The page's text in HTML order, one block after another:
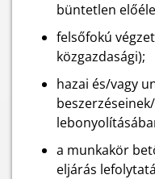
büntetlen
felsőfokú
közgazdasági);
hazai és/vagy
a munkakör
eljárás